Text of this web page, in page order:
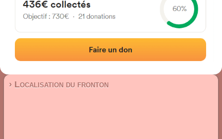
Calle de la Iglesia
Fronton place libre
Localisation|Photos|Commentaires et avis
› Localisation du fronton